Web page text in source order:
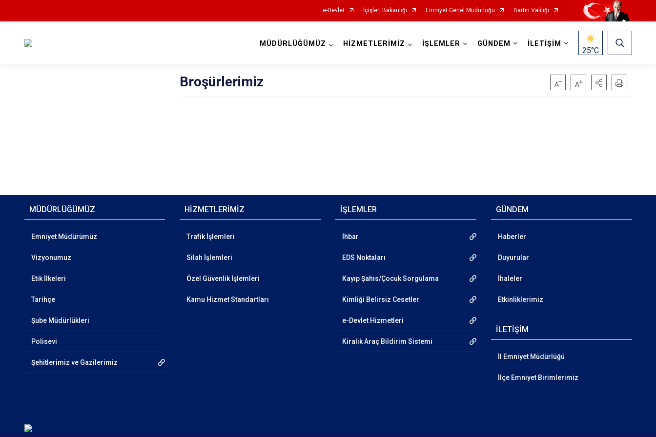
e-Devlet İçişleri Bakanlığı Emniyet Genel Müdürlüğü Bartın Valiliği
MÜDÜRLÜĞÜMÜZ HİZMETLERİMİZ İŞLEMLER GÜNDEM İLETİŞİM
25°C
Broşürlerimiz
MÜDÜRLÜĞÜMÜZ
Emniyet Müdürümüz
Vizyonumuz
Etik İlkeleri
Tarihçe
Şube Müdürlükleri
Polisevi
Şehitlerimiz ve Gazilerimiz
HİZMETLERİMİZ
Trafik İşlemleri
Silah İşlemleri
Özel Güvenlik İşlemleri
Kamu Hizmet Standartları
İŞLEMLER
İhbar
EDS Noktaları
Kayıp Şahıs/Çocuk Sorgulama
Kimliği Belirsiz Cesetler
e-Devlet Hizmetleri
Kiralık Araç Bildirim Sistemi
GÜNDEM
Haberler
Duyurular
İhaleler
Etkinliklerimiz
İLETİŞİM
İl Emniyet Müdürlüğü
İlçe Emniyet Birimlerimiz